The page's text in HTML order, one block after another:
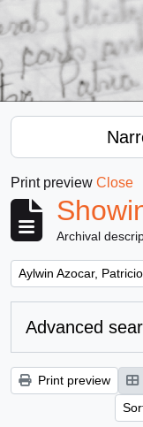
Print preview Close
Archival
Remove filter:
Aylwin Azocar, Patricio
Advanced
Print preview